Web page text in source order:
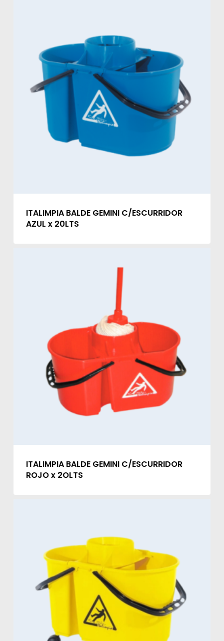
ITALIMPIA BALDE GEMINI C/ESCURRIDOR
AZUL x 20LTS
ITALIMPIA BALDE GEMINI C/ESCURRIDOR
ROJO x 2OLTS